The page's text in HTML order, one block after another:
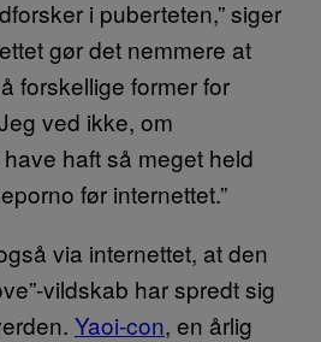
i puberteten,” siger
gør det nemmere at
forskellige former for
ved ikke, om
haft så meget held
før internettet.”
via internettet, at den
vildskab har spredt sig
Yaoi-con, en årlig